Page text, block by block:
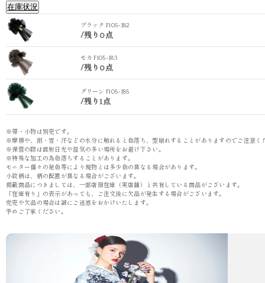
在庫状況
ブラック F105-J82
/残り0点
モカ F105-J83
/残り0点
グリーン F105-J85
/残り1点
※帯・小物は別売です。
※摩擦や、雨・雪・汗などの水分に触れると色落ち、型崩れすることがありますのでご注意く
※保管の際は直射日光や湿気の多い場所をお避け下さい。
※特殊な加工の為色落ちすることがあります。
モニター個々の発色等により現物とは多少色の異なる場合があります。
小紋柄は、柄の配置が異なる場合がございます。
掲載商品につきましては、一部店頭在庫（実店舗）と共有している商品がございます。
「在庫有り」の表示があっても、ご注文後に欠品が発生する場合がございます。
完売や欠品の場合は誠にご迷惑をおかけいたします。
予めご了承ください。